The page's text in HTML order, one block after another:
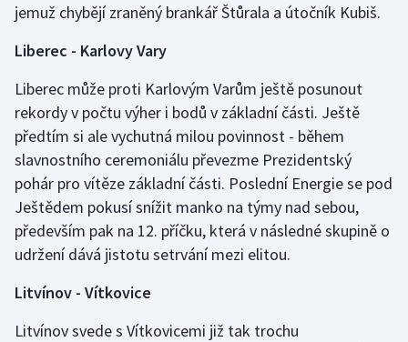
jemuž chybějí zraněný brankář Štůrala a útočník Kubiš.
Liberec - Karlovy Vary
Liberec může proti Karlovým Varům ještě posunout
rekordy v počtu výher i bodů v základní části. Ještě
předtím si ale vychutná milou povinnost - během
slavnostního ceremoniálu převezme Prezidentský
pohár pro vítěze základní části. Poslední Energie se pod
Ještědem pokusí snížit manko na týmy nad sebou,
především pak na 12. příčku, která v následné skupině o
udržení dává jistotu setrvání mezi elitou.
Litvínov - Vítkovice
Litvínov svede s Vítkovicemi již tak trochu